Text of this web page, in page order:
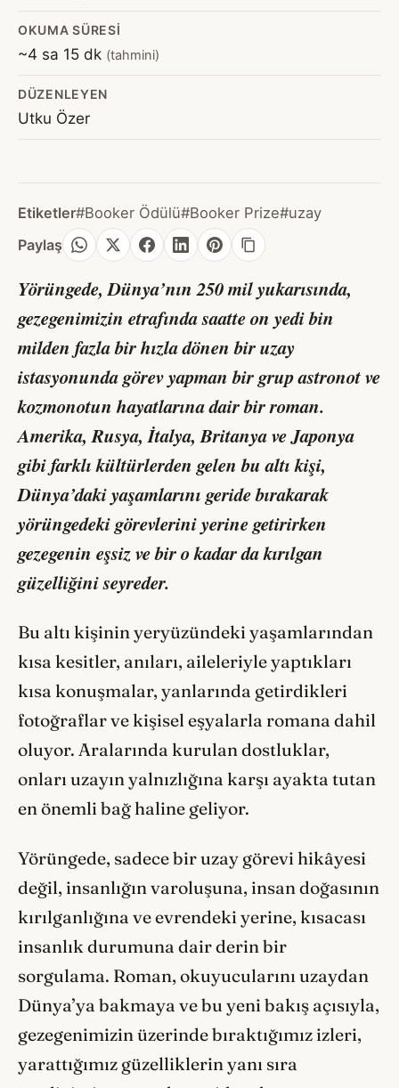
OKUMA SÜRESI
~4 sa 15 dk (tahmini)
DÜZENLEYEN
Utku Özer
Etiketler#Booker Ödülü#Booker Prize#uzay
Paylaş
Yörüngede, Dünya’nın 250 mil yukarısında,
gezegenimizin etrafında saatte on yedi bin
milden fazla bir hızla dönen bir uzay
istasyonunda görev yapman bir grup astronot ve
kozmonotun hayatlarına dair bir roman.
Amerika, Rusya, İtalya, Britanya ve Japonya
gibi farklı kültürlerden gelen bu altı kişi,
Dünya’daki yaşamlarını geride bırakarak
yörüngedeki görevlerini yerine getirirken
gezegenin eşsiz ve bir o kadar da kırılgan
güzelliğini seyreder.
Bu altı kişinin yeryüzündeki yaşamlarından
kısa kesitler, anıları, aileleriyle yaptıkları
kısa konuşmalar, yanlarında getirdikleri
fotoğraflar ve kişisel eşyalarla romana dahil
oluyor. Aralarında kurulan dostluklar,
onları uzayın yalnızlığına karşı ayakta tutan
en önemli bağ haline geliyor.
Yörüngede, sadece bir uzay görevi hikâyesi
değil, insanlığın varoluşuna, insan doğasının
kırılganlığına ve evrendeki yerine, kısacası
insanlık durumuna dair derin bir
sorgulama. Roman, okuyucularını uzaydan
Dünya’ya bakmaya ve bu yeni bakış açısıyla,
gezegenimizin üzerinde bıraktığımız izleri,
yarattığımız güzelliklerin yanı sıra